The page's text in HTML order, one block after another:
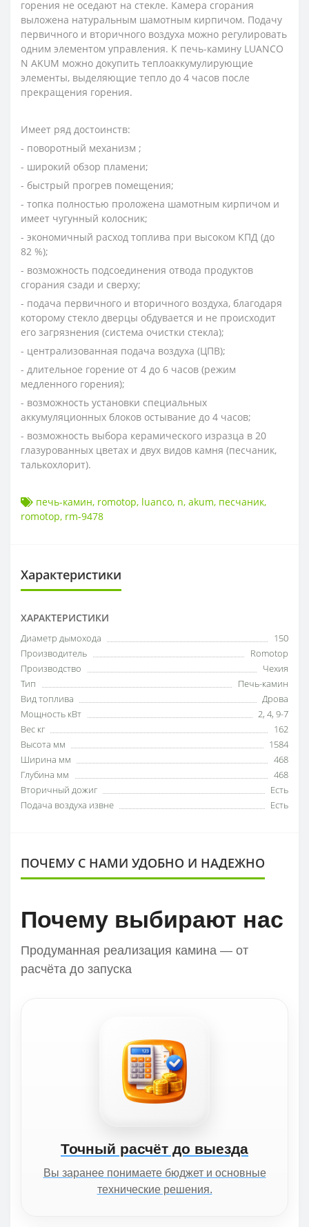
горения не оседают на стекле. Камера сгорания
выложена натуральным шамотным кирпичом. Подачу
первичного и вторичного воздуха можно регулировать
одним элементом управления. К печь-камину LUANCO
N AKUM можно докупить теплоаккумулирующие
элементы, выделяющие тепло до 4 часов после
прекращения горения.
Имеет ряд достоинств:
- поворотный механизм ;
- широкий обзор пламени;
- быстрый прогрев помещения;
- топка полностью проложена шамотным кирпичом и
имеет чугунный колосник;
- экономичный расход топлива при высоком КПД (до
82 %);
- возможность подсоединения отвода продуктов
сгорания сзади и сверху;
- подача первичного и вторичного воздуха, благодаря
которому стекло дверцы обдувается и не происходит
его загрязнения (система очистки стекла);
- централизованная подача воздуха (ЦПВ);
- длительное горение от 4 до 6 часов (режим
медленного горения);
- возможность установки специальных
аккумуляционных блоков остывание до 4 часов;
- возможность выбора керамического изразца в 20
глазурованных цветах и двух видов камня (песчаник,
талькохлорит).
печь-камин, romotop, luanco, n, akum, песчаник,
romotop, rm-9478
Характеристики
ХАРАКТЕРИСТИКИ
Диаметр дымохода
150
Производитель
Romotop
Производство
Чехия
Тип
Печь-камин
Вид топлива
Дрова
Мощность кВт
2, 4, 9-7
Вес кг
162
Высота мм
1584
Ширина мм
468
Глубина мм
468
Вторичный дожиг
Есть
Подача воздуха извне
Есть
ПОЧЕМУ С НАМИ УДОБНО И НАДЕЖНО
Почему выбирают нас
Продуманная реализация камина — от
расчёта до запуска
Точный расчёт до выезда
Вы заранее понимаете бюджет и основные
технические решения.